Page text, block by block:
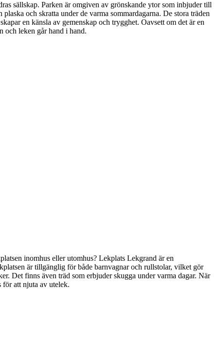
sällskap. Parken är omgiven av grönskande ytor som inbjuder till
och skratta under de varma sommardagarna. De stora träden
en känsla av gemenskap och trygghet. Oavsett om det är en
och leken går hand i hand.
inomhus eller utomhus? Lekplats Lekgrand är en
är tillgänglig för både barnvagnar och rullstolar, vilket gör
Det finns även träd som erbjuder skugga under varma dagar. När
för att njuta av utelek.